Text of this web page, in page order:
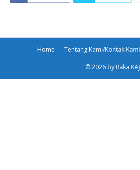
Home Tentang Kami/Kontak Kami
© 2026 by Raka KAJ